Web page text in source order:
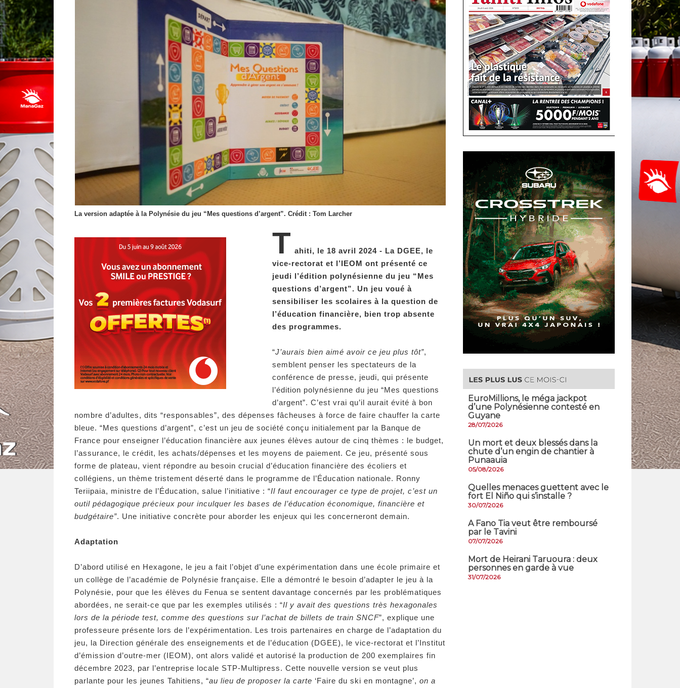
La version adaptée à la Polynésie du jeu “Mes questions d’argent”. Crédit : Tom Larcher
T ahiti, le 18 avril 2024 - La DGEE, le
vice-rectorat et l’IEOM ont présenté ce
jeudi l’édition polynésienne du jeu “Mes
questions d’argent”. Un jeu voué à
sensibiliser les scolaires à la question de
l’éducation financière, bien trop absente
des programmes.
“J’aurais bien aimé avoir ce jeu plus tôt”,
semblent penser les spectateurs de la
conférence de presse, jeudi, qui présente
l’édition polynésienne du jeu “Mes questions
d’argent”. C’est vrai qu’il aurait évité à bon
nombre d’adultes, dits “responsables”, des dépenses fâcheuses à force de faire chauffer la carte
bleue. “Mes questions d’argent”, c’est un jeu de société conçu initialement par la Banque de
France pour enseigner l’éducation financière aux jeunes élèves autour de cinq thèmes : le budget,
l’assurance, le crédit, les achats/dépenses et les moyens de paiement. Ce jeu, présenté sous
forme de plateau, vient répondre au besoin crucial d’éducation financière des écoliers et
collégiens, un thème tristement déserté dans le programme de l’Éducation nationale. Ronny
Teriipaia, ministre de l’Éducation, salue l’initiative : “Il faut encourager ce type de projet, c’est un
outil pédagogique précieux pour inculquer les bases de l’éducation économique, financière et
budgétaire”. Une initiative concrète pour aborder les enjeux qui les concerneront demain.
Adaptation
D’abord utilisé en Hexagone, le jeu a fait l’objet d’une expérimentation dans une école primaire et
un collège de l’académie de Polynésie française. Elle a démontré le besoin d’adapter le jeu à la
Polynésie, pour que les élèves du Fenua se sentent davantage concernés par les problématiques
abordées, ne serait-ce que par les exemples utilisés : “Il y avait des questions très hexagonales
lors de la période test, comme des questions sur l’achat de billets de train SNCF”, explique une
professeure présente lors de l’expérimentation. Les trois partenaires en charge de l’adaptation du
jeu, la Direction générale des enseignements et de l’éducation (DGEE), le vice-rectorat et l’Institut
d’émission d’outre-mer (IEOM), ont alors validé et autorisé la production de 200 exemplaires fin
décembre 2023, par l’entreprise locale STP-Multipress. Cette nouvelle version se veut plus
parlante pour les jeunes Tahitiens, “au lieu de proposer la carte ‘Faire du ski en montagne’, on a
EuroMillions, ​le méga jackpot
d’une Polynésienne contesté en
Guyane
28/07/2026
​Un mort et deux blessés dans la
chute d’un engin de chantier à
Punaauia
05/08/2026
Quelles menaces guettent avec le
fort El Niño qui s’installe ?
30/07/2026
A Fano Tia veut être remboursé
par le Tavini
07/07/2026
Mort de Heirani Taruoura : deux
personnes en garde à vue
31/07/2026